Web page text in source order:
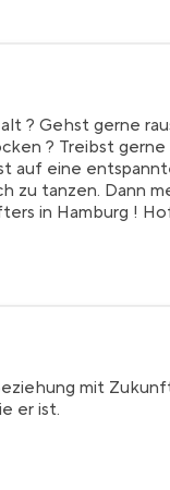
? Gehst gerne
? Treibst
auf eine
zu tanzen. Dann
in Hamburg !
mit Zukunft
er ist.